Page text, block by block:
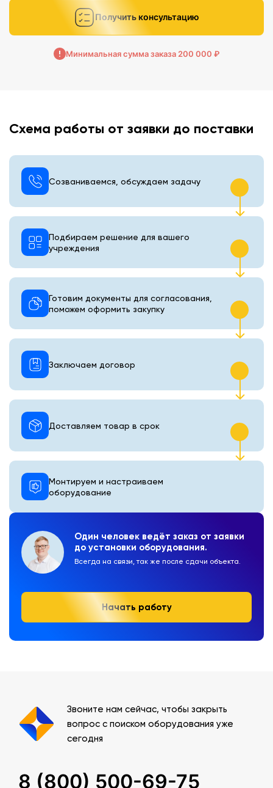
Получить консультацию
Минимальная сумма заказа 200 000 ₽
Схема работы от заявки до поставки
Один человек ведёт заказ от заявки
до установки оборудования.
Всегда на связи, так же после сдачи объекта.
Начать работу
Созваниваемся, обсуждаем задачу
Подбираем решение для вашего
учреждения
Готовим документы для согласования,
поможем оформить закупку
Монтируем и настраиваем
оборудование
Доставляем товар в срок
Заключаем договор
Звоните нам сейчас, чтобы закрыть
вопрос с поиском оборудования уже
сегодня
8 (800) 500-69-75